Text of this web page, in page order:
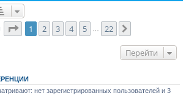
Страница1 из
1 2 3 4 5 22
Перейти
нет зарегистрированных пользователей и 3